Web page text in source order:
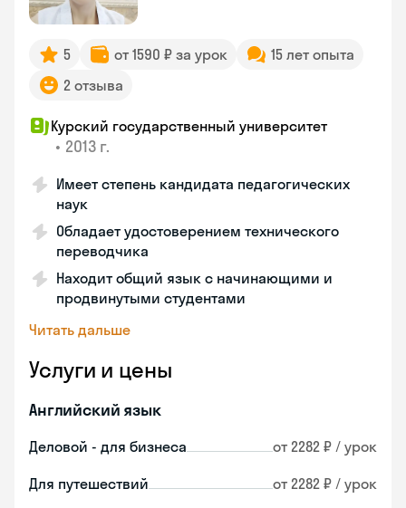
5 от 1590 ₽ за урок
15 лет опыта
2 отзыва
Курский государственный университет
• 2013 г.
Имеет степень кандидата педагогических
наук
Обладает удостоверением технического
переводчика
Находит общий язык с начинающими и
продвинутыми студентами
Читать дальше
Услуги и цены
Английский язык
Деловой - для бизнеса от 2282 ₽ / урок
Для путешествий от 2282 ₽ / урок